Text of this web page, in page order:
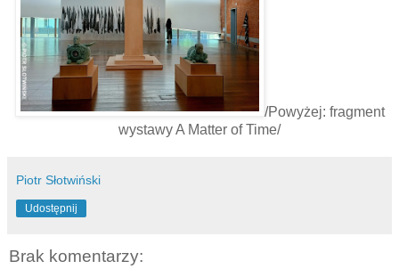
/Powyżej: fragment
wystawy A Matter of Time/
Piotr Słotwiński
Udostępnij
Brak komentarzy: